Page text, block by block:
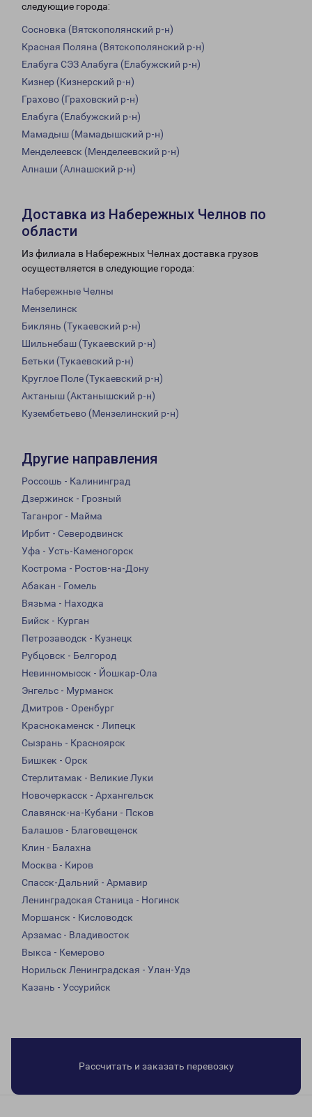
следующие города:
Сосновка (Вятскополянский р-н)
Красная Поляна (Вятскополянский р-н)
Елабуга СЭЗ Алабуга (Елабужский р-н)
Кизнер (Кизнерский р-н)
Грахово (Граховский р-н)
Елабуга (Елабужский р-н)
Мамадыш (Мамадышский р-н)
Менделеевск (Менделеевский р-н)
Алнаши (Алнашский р-н)
Доставка из Набережных Челнов по
области
Из филиала в Набережных Челнах доставка грузов
осуществляется в следующие города:
Набережные Челны
Мензелинск
Биклянь (Тукаевский р-н)
Шильнебаш (Тукаевский р-н)
Бетьки (Тукаевский р-н)
Круглое Поле (Тукаевский р-н)
Актаныш (Актанышский р-н)
Кузембетьево (Мензелинский р-н)
Другие направления
Россошь - Калининград
Дзержинск - Грозный
Таганрог - Майма
Ирбит - Северодвинск
Уфа - Усть-Каменогорск
Кострома - Ростов-на-Дону
Абакан - Гомель
Вязьма - Находка
Бийск - Курган
Петрозаводск - Кузнецк
Рубцовск - Белгород
Невинномысск - Йошкар-Ола
Энгельс - Мурманск
Дмитров - Оренбург
Краснокаменск - Липецк
Сызрань - Красноярск
Бишкек - Орск
Стерлитамак - Великие Луки
Новочеркасск - Архангельск
Славянск-на-Кубани - Псков
Балашов - Благовещенск
Клин - Балахна
Москва - Киров
Спасск-Дальний - Армавир
Ленинградская Станица - Ногинск
Моршанск - Кисловодск
Арзамас - Владивосток
Выкса - Кемерово
Норильск Ленинградская - Улан-Удэ
Казань - Уссурийск
Рассчитать и заказать перевозку